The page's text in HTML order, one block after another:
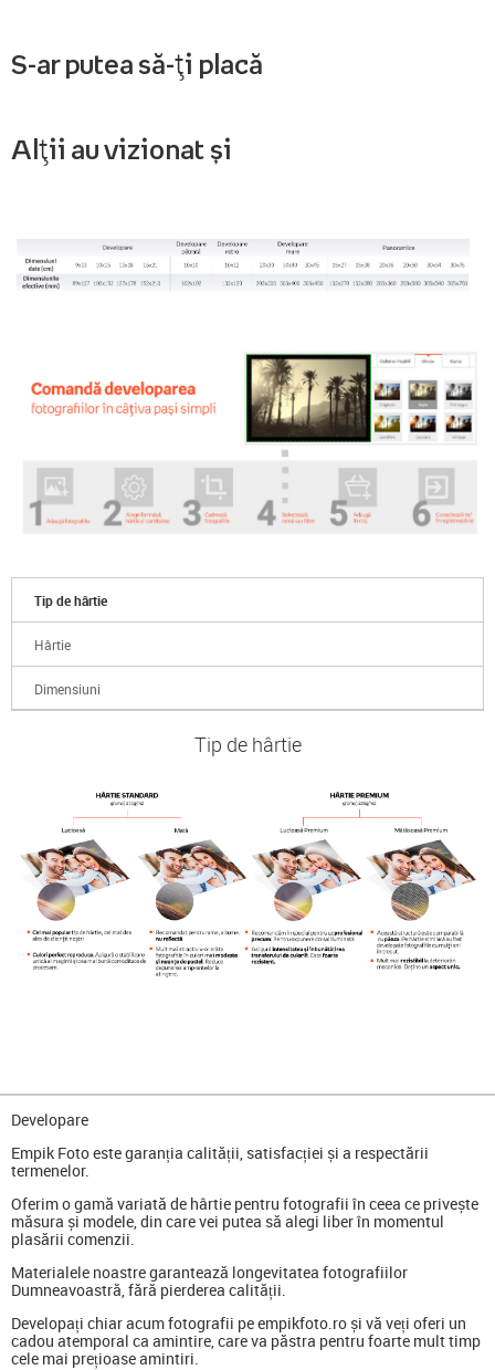
S-ar putea să-ți placă
Alții au vizionat și
Tip de hârtie
Hârtie
Dimensiuni
Tip de hârtie
Developare
Empik Foto este garanția calității, satisfacției și a respectării
termenelor.
Oferim o gamă variată de hârtie pentru fotografii în ceea ce privește
măsura și modele, din care vei putea să alegi liber în momentul
plasării comenzii.
Materialele noastre garantează longevitatea fotografiilor
Dumneavoastră, fără pierderea calității.
Developați chiar acum fotografii pe empikfoto.ro și vă veți oferi un
cadou atemporal ca amintire, care va păstra pentru foarte mult timp
cele mai prețioase amintiri.